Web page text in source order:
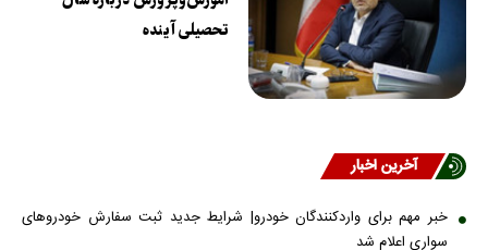
تحصیلی آینده
آخرین اخبار
خبر مهم برای واردکنندگان خودرو| شرایط جدید ثبت سفارش خودروهای
سواری اعلام شد